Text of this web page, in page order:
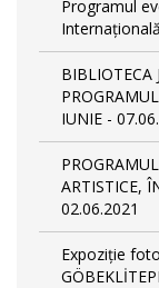
Programul
BIBLIOTECA
IUNIE -
ARTISTICE,
02.06.2021
Expoziție